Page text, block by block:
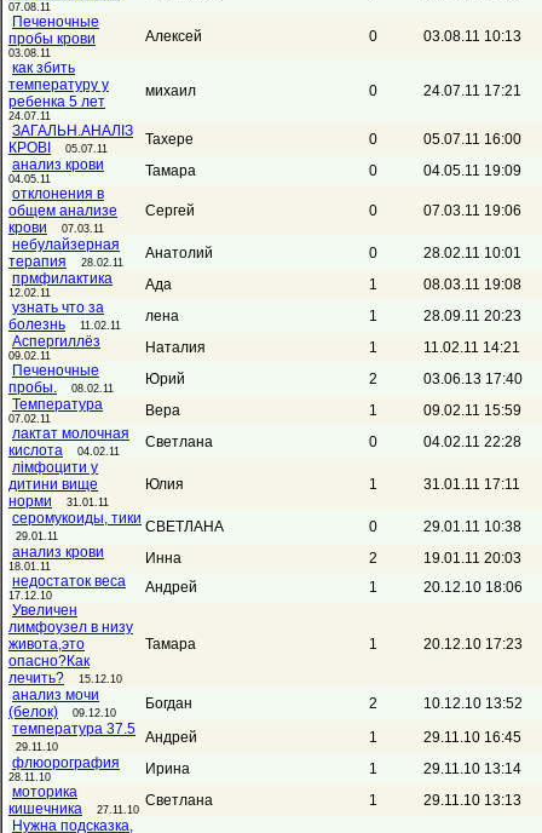
07.08.11
Печеночные
пробы крови
03.08.11
Алексей 0
03.08.11 10:13
как збить
температуру у
ребенка 5 лет
24.07.11
михаил 0 24.07.11 17:21
ЗАГАЛЬН.АНАЛІЗ
КРОВІ
05.07.11
Тахере 0
05.07.11 16:00
анализ крови
04.05.11 Тамара 0
04.05.11 19:09
отклонения в
общем анализе
крови
07.03.11
Сергей 0
07.03.11 19:06
небулайзерная
терапия
28.02.11
Анатолий 0
28.02.11 10:01
прмфилактика
12.02.11 Ада 1
08.03.11 19:08
узнать что за
болезнь
11.02.11
лена 1
28.09.11 20:23
Аспергиллёз
09.02.11 Наталия 1
11.02.11 14:21
Печеночные
пробы.
08.02.11
Юрий 2
03.06.13 17:40
Температура
07.02.11 Вера 1
09.02.11 15:59
лактат молочная
кислота
04.02.11
Светлана 0
04.02.11 22:28
лімфоцити у
дитини вище
норми
31.01.11
Юлия 1
31.01.11 17:11
серомукоиды, тики
29.01.11
СВЕТЛАНА 0
29.01.11 10:38
анализ крови
18.01.11 Инна 2
19.01.11 20:03
недостаток веса
17.12.10 Андрей 1
20.12.10 18:06
Увеличен
лимфоузел в низу
живота,это
опасно?Как
лечить?
15.12.10
Тамара 1 20.12.10 17:23
анализ мочи
(белок)
09.12.10
Богдан 2
10.12.10 13:52
температура 37.5
29.11.10
Андрей 1
29.11.10 16:45
флюорография
28.11.10 Ирина 1
29.11.10 13:14
моторика
кишечника
27.11.10
Светлана 1
29.11.10 13:13
Нужна подсказка,